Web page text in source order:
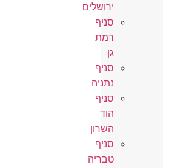
ירושלים
סניף
רמת
גן
סניף
נתניה
סניף
הוד
השרון
סניף
טבריה